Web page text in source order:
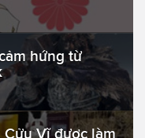
hứng từ
Vĩ được làm